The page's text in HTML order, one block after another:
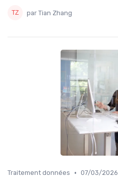
par Tian Zhang
Traitement données • 07/03/2026